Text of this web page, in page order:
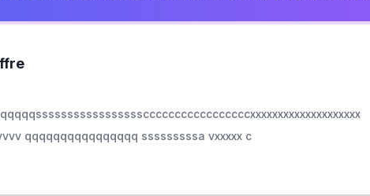
qqqqqqqqqqqqqqqq sssssssssa vxxxxx c